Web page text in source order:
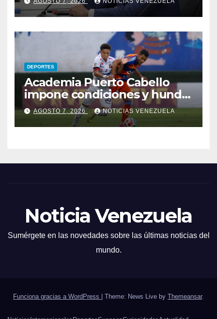
Venezuela
DEPORTES
Academia Puerto Cabello
impone condiciones y hunde
al Caracas FC
AGOSTO 7, 2026 NOTICIAS VENEZUELA
Noticia Venezuela
Sumérgete en las novedades sobre las últimas noticias del
mundo.
Funciona gracias a WordPress Theme: News Live by Themeansar.